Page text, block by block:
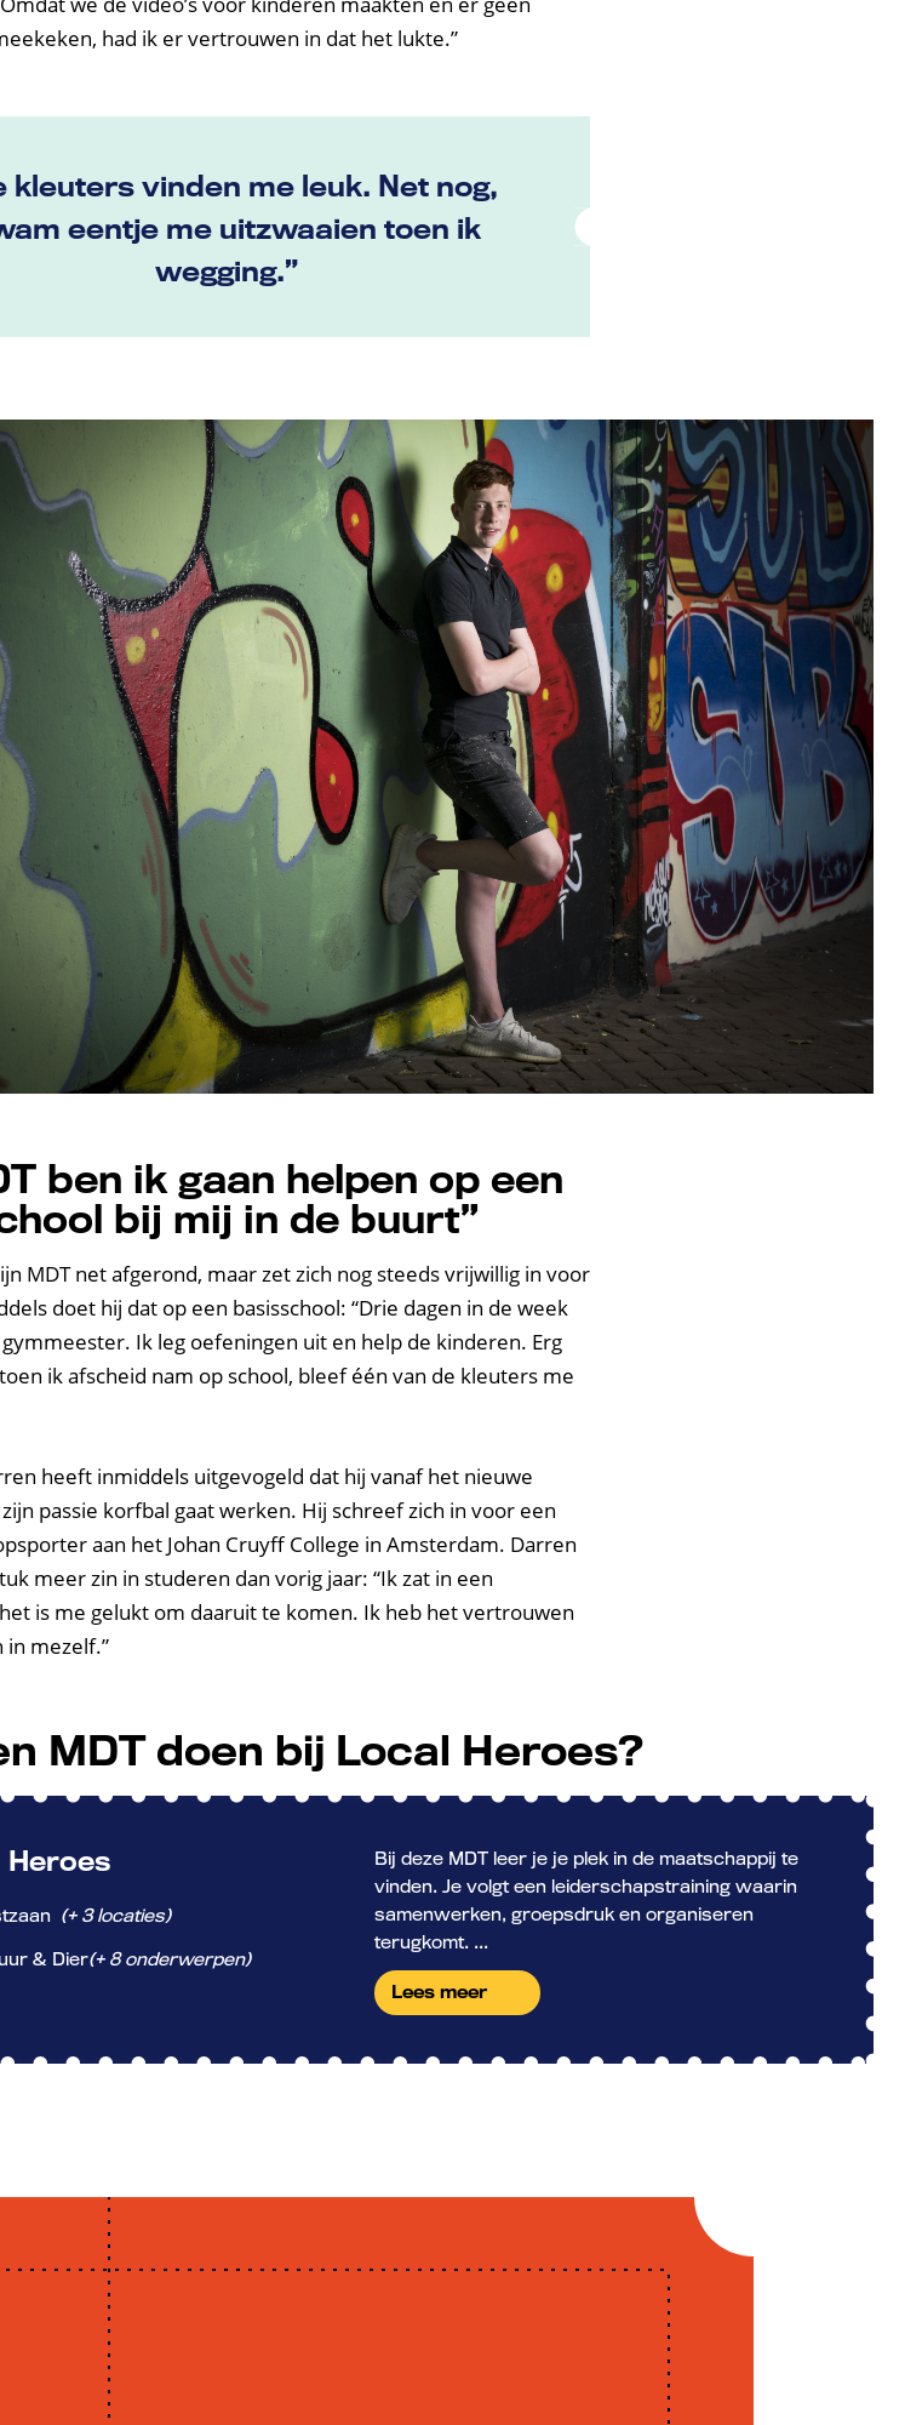
had ik er vertrouwen in dat het lukte.”
kleuters vinden me leuk. Net nog,
eentje me uitzwaaien toen ik
wegging.”
ben ik gaan helpen op een
bij mij in de buurt”
MDT net afgerond, maar zet zich nog steeds vrijwillig in voor
doet hij dat op een basisschool: “Drie dagen in de week
Ik leg oefeningen uit en help de kinderen. Erg
ik afscheid nam op school, bleef één van de kleuters me
heeft inmiddels uitgevogeld dat hij vanaf het nieuwe
passie korfbal gaat werken. Hij schreef zich in voor een
aan het Johan Cruyff College in Amsterdam. Darren
meer zin in studeren dan vorig jaar: “Ik zat in een
is me gelukt om daaruit te komen. Ik heb het vertrouwen
mezelf.”
MDT doen bij Local Heroes?
Heroes
(+ 3 locaties)
& Dier(+ 8 onderwerpen)
Bij deze MDT leer je je plek in de maatschappij te
vinden. Je volgt een leiderschapstraining waarin
samenwerken, groepsdruk en organiseren
terugkomt. ...
Lees meer